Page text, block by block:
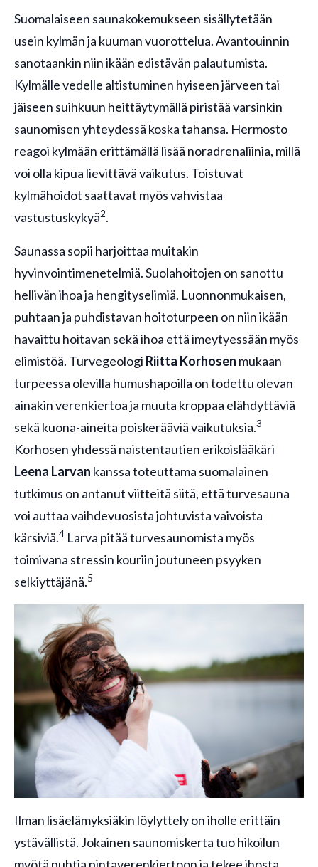
Suomalaiseen saunakokemukseen sisällytetään
usein kylmän ja kuuman vuorottelua. Avantouinnin
sanotaankin niin ikään edistävän palautumista.
Kylmälle vedelle altistuminen hyiseen järveen tai
jäiseen suihkuun heittäytymällä piristää varsinkin
saunomisen yhteydessä koska tahansa. Hermosto
reagoi kylmään erittämällä lisää noradrenaliinia, millä
voi olla kipua lievittävä vaikutus. Toistuvat
kylmähoidot saattavat myös vahvistaa
vastustuskykyä2.
Saunassa sopii harjoittaa muitakin
hyvinvointimenetelmiä. Suolahoitojen on sanottu
hellivän ihoa ja hengityselimiä. Luonnonmukaisen,
puhtaan ja puhdistavan hoitoturpeen on niin ikään
havaittu hoitavan sekä ihoa että imeytyessään myös
elimistöä. Turvegeologi Riitta Korhosen mukaan
turpeessa olevilla humushapoilla on todettu olevan
ainakin verenkiertoa ja muuta kroppaa elähdyttäviä
sekä kuona-aineita poiskerääviä vaikutuksia.3
Korhosen yhdessä naistentautien erikoislääkäri
Leena Larvan kanssa toteuttama suomalainen
tutkimus on antanut viitteitä siitä, että turvesauna
voi auttaa vaihdevuosista johtuvista vaivoista
kärsiviä.4 Larva pitää turvesaunomista myös
toimivana stressin kouriin joutuneen psyyken
selkiyttäjänä.5
Ilman lisäelämyksiäkin löylyttely on iholle erittäin
ystävällistä. Jokainen saunomiskerta tuo hikoilun
myötä puhtia pintaverenkiertoon ja tekee ihosta